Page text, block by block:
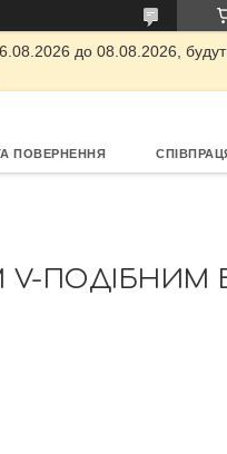
до 08.08.2026,
ПОВЕРНЕННЯ
ПОДІБНИМ